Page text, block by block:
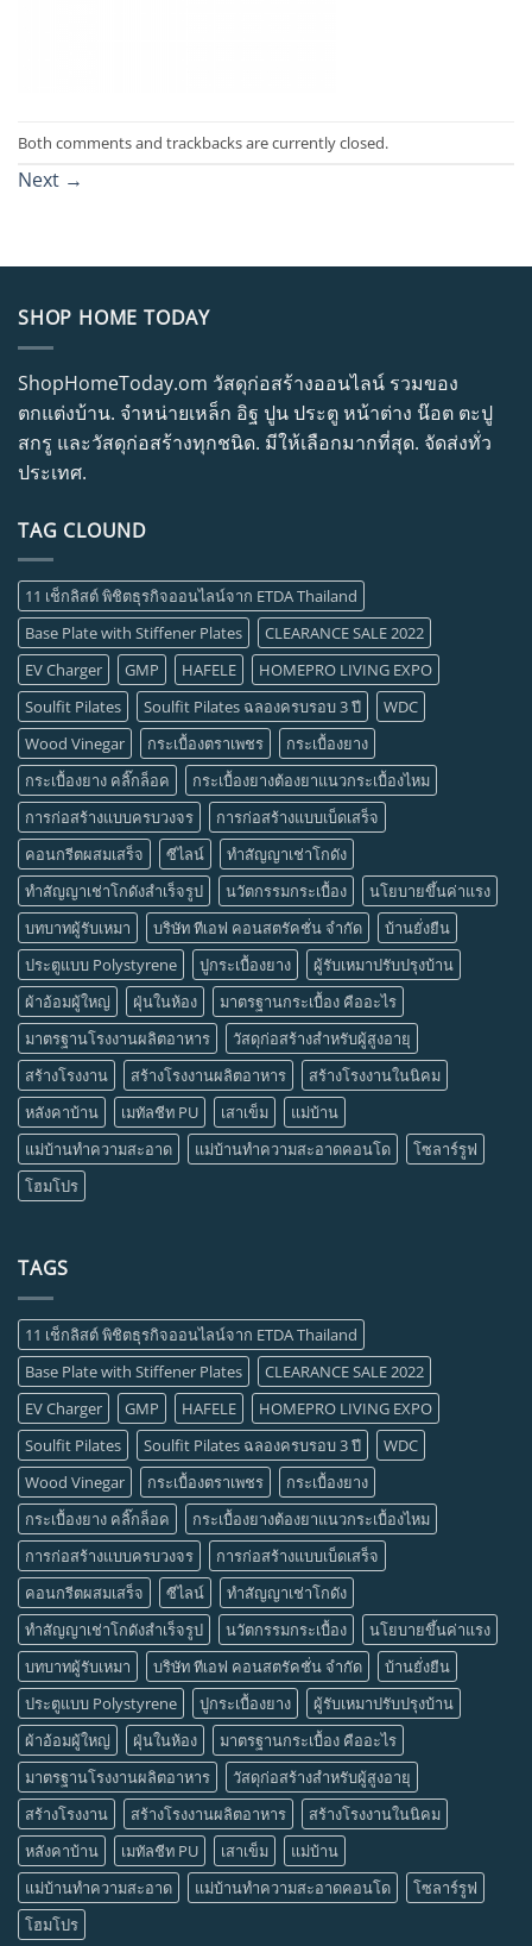
Both comments and trackbacks are currently closed.
Next →
SHOP HOME TODAY
ShopHomeToday.om วัสดุก่อสร้างออนไลน์ รวมของ
ตกแต่งบ้าน. จำหน่ายเหล็ก อิฐ ปูน ประตู หน้าต่าง น๊อต ตะปู
สกรู และวัสดุก่อสร้างทุกชนิด. มีให้เลือกมากที่สุด. จัดส่งทั่ว
ประเทศ.
TAG CLOUND
11 เช็กลิสต์ พิชิตธุรกิจออนไลน์จาก ETDA Thailand
Base Plate with Stiffener Plates
CLEARANCE SALE 2022
EV Charger
GMP HAFELE
HOMEPRO LIVING EXPO
Soulfit Pilates
Soulfit Pilates ฉลองครบรอบ 3 ปี
WDC
Wood Vinegar
กระเบื้องตราเพชร
กระเบื้องยาง
กระเบื้องยาง คลิ๊กล็อค
กระเบื้องยางต้องยาแนวกระเบื้องไหม
การก่อสร้างแบบครบวงจร
การก่อสร้างแบบเบ็ดเสร็จ
คอนกรีตผสมเสร็จ
ซีไลน์
ทำสัญญาเช่าโกดัง
ทำสัญญาเช่าโกดังสำเร็จรูป
นวัตกรรมกระเบื้อง
นโยบายขึ้นค่าแรง
บทบาทผู้รับเหมา
บริษัท ทีเอฟ คอนสตรัคชั่น จำกัด
บ้านยั่งยืน
ประตูแบบ Polystyrene
ปูกระเบื้องยาง
ผู้รับเหมาปรับปรุงบ้าน
ผ้าอ้อมผู้ใหญ่
ฝุ่นในห้อง
มาตรฐานกระเบื้อง คืออะไร
มาตรฐานโรงงานผลิตอาหาร
วัสดุก่อสร้างสำหรับผู้สูงอายุ
สร้างโรงงาน
สร้างโรงงานผลิตอาหาร
สร้างโรงงานในนิคม
หลังคาบ้าน
เมทัลชีท PU เสาเข็ม
แม่บ้าน
แม่บ้านทำความสะอาด
แม่บ้านทำความสะอาดคอนโด
โซลาร์รูฟ
โฮมโปร
TAGS
11 เช็กลิสต์ พิชิตธุรกิจออนไลน์จาก ETDA Thailand
Base Plate with Stiffener Plates
CLEARANCE SALE 2022
EV Charger
GMP HAFELE
HOMEPRO LIVING EXPO
Soulfit Pilates
Soulfit Pilates ฉลองครบรอบ 3 ปี
WDC
Wood Vinegar
กระเบื้องตราเพชร
กระเบื้องยาง
กระเบื้องยาง คลิ๊กล็อค
กระเบื้องยางต้องยาแนวกระเบื้องไหม
การก่อสร้างแบบครบวงจร
การก่อสร้างแบบเบ็ดเสร็จ
คอนกรีตผสมเสร็จ
ซีไลน์
ทำสัญญาเช่าโกดัง
ทำสัญญาเช่าโกดังสำเร็จรูป
นวัตกรรมกระเบื้อง
นโยบายขึ้นค่าแรง
บทบาทผู้รับเหมา
บริษัท ทีเอฟ คอนสตรัคชั่น จำกัด
บ้านยั่งยืน
ประตูแบบ Polystyrene
ปูกระเบื้องยาง
ผู้รับเหมาปรับปรุงบ้าน
ผ้าอ้อมผู้ใหญ่
ฝุ่นในห้อง
มาตรฐานกระเบื้อง คืออะไร
มาตรฐานโรงงานผลิตอาหาร
วัสดุก่อสร้างสำหรับผู้สูงอายุ
สร้างโรงงาน
สร้างโรงงานผลิตอาหาร
สร้างโรงงานในนิคม
หลังคาบ้าน
เมทัลชีท PU เสาเข็ม
แม่บ้าน
แม่บ้านทำความสะอาด
แม่บ้านทำความสะอาดคอนโด
โซลาร์รูฟ
โฮมโปร